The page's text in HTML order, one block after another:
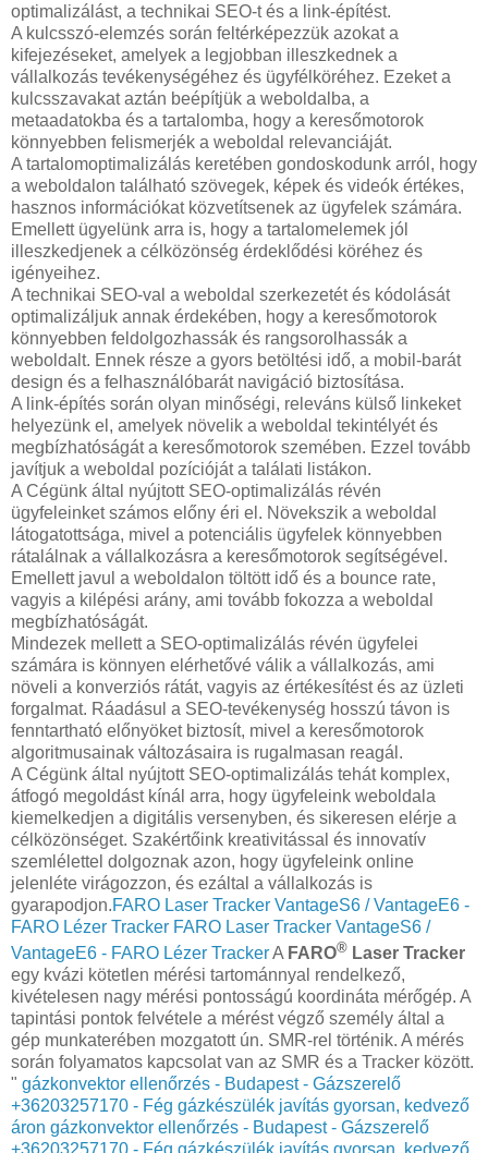
optimalizálást, a technikai SEO-t és a link-építést.
A kulcsszó-elemzés során feltérképezzük azokat a
kifejezéseket, amelyek a legjobban illeszkednek a
vállalkozás tevékenységéhez és ügyfélköréhez. Ezeket a
kulcsszavakat aztán beépítjük a weboldalba, a
metaadatokba és a tartalomba, hogy a keresőmotorok
könnyebben felismerjék a weboldal relevanciáját.
A tartalomoptimalizálás keretében gondoskodunk arról, hogy
a weboldalon található szövegek, képek és videók értékes,
hasznos információkat közvetítsenek az ügyfelek számára.
Emellett ügyelünk arra is, hogy a tartalomelemek jól
illeszkedjenek a célközönség érdeklődési köréhez és
igényeihez.
A technikai SEO-val a weboldal szerkezetét és kódolását
optimalizáljuk annak érdekében, hogy a keresőmotorok
könnyebben feldolgozhassák és rangsorolhassák a
weboldalt. Ennek része a gyors betöltési idő, a mobil-barát
design és a felhasználóbarát navigáció biztosítása.
A link-építés során olyan minőségi, releváns külső linkeket
helyezünk el, amelyek növelik a weboldal tekintélyét és
megbízhatóságát a keresőmotorok szemében. Ezzel tovább
javítjuk a weboldal pozícióját a találati listákon.
A Cégünk által nyújtott SEO-optimalizálás révén
ügyfeleinket számos előny éri el. Növekszik a weboldal
látogatottsága, mivel a potenciális ügyfelek könnyebben
rátalálnak a vállalkozásra a keresőmotorok segítségével.
Emellett javul a weboldalon töltött idő és a bounce rate,
vagyis a kilépési arány, ami tovább fokozza a weboldal
megbízhatóságát.
Mindezek mellett a SEO-optimalizálás révén ügyfelei
számára is könnyen elérhetővé válik a vállalkozás, ami
növeli a konverziós rátát, vagyis az értékesítést és az üzleti
forgalmat. Ráadásul a SEO-tevékenység hosszú távon is
fenntartható előnyöket biztosít, mivel a keresőmotorok
algoritmusainak változásaira is rugalmasan reagál.
A Cégünk által nyújtott SEO-optimalizálás tehát komplex,
átfogó megoldást kínál arra, hogy ügyfeleink weboldala
kiemelkedjen a digitális versenyben, és sikeresen elérje a
célközönséget. Szakértőink kreativitással és innovatív
szemlélettel dolgoznak azon, hogy ügyfeleink online
jelenléte virágozzon, és ezáltal a vállalkozás is
gyarapodjon.FARO Laser Tracker VantageS6 / VantageE6 -
FARO Lézer Tracker FARO Laser Tracker VantageS6 /
VantageE6 - FARO Lézer TrackerA FARO® Laser Tracker
egy kvázi kötetlen mérési tartománnyal rendelkező,
kivételesen nagy mérési pontosságú koordináta mérőgép. A
tapintási pontok felvétele a mérést végző személy által a
gép munkaterében mozgatott ún. SMR-rel történik. A mérés
során folyamatos kapcsolat van az SMR és a Tracker között.
" gázkonvektor ellenőrzés - Budapest - Gázszerelő
+36203257170 - Fég gázkészülék javítás gyorsan, kedvező
áron gázkonvektor ellenőrzés - Budapest - Gázszerelő
+36203257170 - Fég gázkészülék javítás gyorsan, kedvező